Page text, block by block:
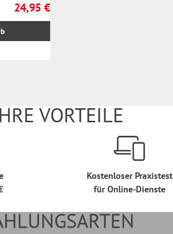
Regulärer Preis:
24,95 €
VORTEILE
Kostenloser Praxistest
für Online-Dienste